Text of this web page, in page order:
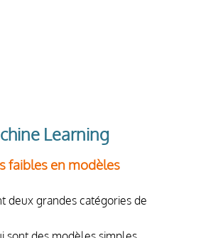
Learning
faibles en modèles
deux grandes catégories de